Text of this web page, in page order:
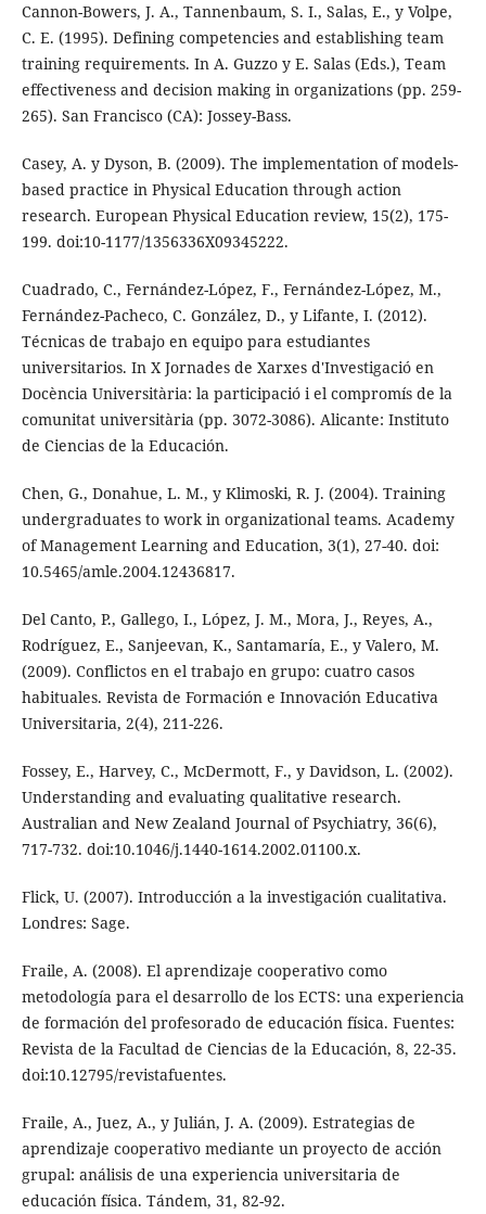
Cannon-Bowers, J. A., Tannenbaum, S. I., Salas, E., y Volpe,
C. E. (1995). Defining competencies and establishing team
training requirements. In A. Guzzo y E. Salas (Eds.), Team
effectiveness and decision making in organizations (pp. 259-
265). San Francisco (CA): Jossey-Bass.
Casey, A. y Dyson, B. (2009). The implementation of models-
based practice in Physical Education through action
research. European Physical Education review, 15(2), 175-
199. doi:10-1177/1356336X09345222.
Cuadrado, C., Fernández-López, F., Fernández-López, M.,
Fernández-Pacheco, C. González, D., y Lifante, I. (2012).
Técnicas de trabajo en equipo para estudiantes
universitarios. In X Jornades de Xarxes d'Investigació en
Docència Universitària: la participació i el compromís de la
comunitat universitària (pp. 3072-3086). Alicante: Instituto
de Ciencias de la Educación.
Chen, G., Donahue, L. M., y Klimoski, R. J. (2004). Training
undergraduates to work in organizational teams. Academy
of Management Learning and Education, 3(1), 27-40. doi:
10.5465/amle.2004.12436817.
Del Canto, P., Gallego, I., López, J. M., Mora, J., Reyes, A.,
Rodríguez, E., Sanjeevan, K., Santamaría, E., y Valero, M.
(2009). Conflictos en el trabajo en grupo: cuatro casos
habituales. Revista de Formación e Innovación Educativa
Universitaria, 2(4), 211-226.
Fossey, E., Harvey, C., McDermott, F., y Davidson, L. (2002).
Understanding and evaluating qualitative research.
Australian and New Zealand Journal of Psychiatry, 36(6),
717-732. doi:10.1046/j.1440-1614.2002.01100.x.
Flick, U. (2007). Introducción a la investigación cualitativa.
Londres: Sage.
Fraile, A. (2008). El aprendizaje cooperativo como
metodología para el desarrollo de los ECTS: una experiencia
de formación del profesorado de educación física. Fuentes:
Revista de la Facultad de Ciencias de la Educación, 8, 22-35.
doi:10.12795/revistafuentes.
Fraile, A., Juez, A., y Julián, J. A. (2009). Estrategias de
aprendizaje cooperativo mediante un proyecto de acción
grupal: análisis de una experiencia universitaria de
educación física. Tándem, 31, 82-92.